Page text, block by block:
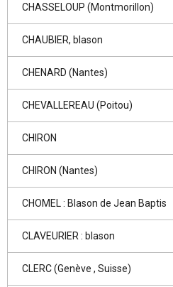
CHASSELOUP (Montmorillon)
CHAUBIER, blason
CHENARD (Nantes)
CHEVALLEREAU (Poitou)
CHIRON
CHIRON (Nantes)
CHOMEL : Blason de Jean Baptis
CLAVEURIER : blason
CLERC (Genève , Suisse)